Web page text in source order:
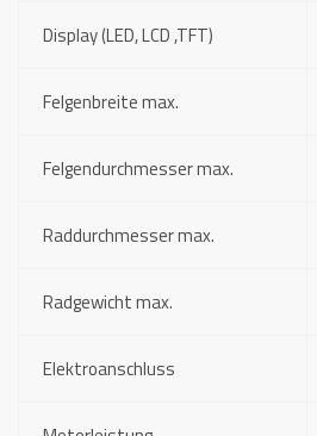
Display (LED, LCD ,TFT)
Felgenbreite max.
Felgendurchmesser max.
Raddurchmesser max.
Radgewicht max.
Elektroanschluss